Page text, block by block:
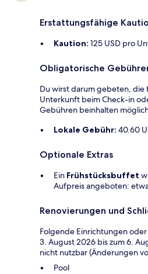
Erstattungsfähige
Kaution: 125 USD pro
Obligatorische
Du wirst darum gebeten,
Unterkunft beim Check-in
Gebühren beinhalten
Lokale Gebühr: 40.60
Optionale Extras
Ein Frühstücksbuffet
Aufpreis angeboten:
Renovierungen und
Folgende Einrichtungen
3. August 2026 bis zum 6.
nicht nutzbar (Änderungen
Pool